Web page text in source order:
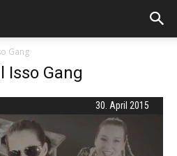
Gang
Isso Gang
30. April 2015